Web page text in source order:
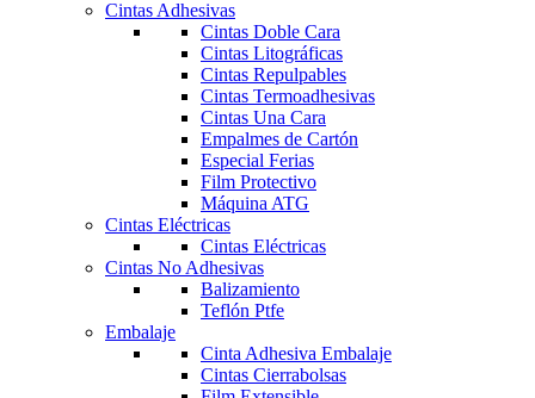
Cintas Adhesivas
Cintas Doble Cara
Cintas Litográficas
Cintas Repulpables
Cintas Termoadhesivas
Cintas Una Cara
Empalmes de Cartón
Especial Ferias
Film Protectivo
Máquina ATG
Cintas Eléctricas
Cintas Eléctricas
Cintas No Adhesivas
Balizamiento
Teflón Ptfe
Embalaje
Cinta Adhesiva Embalaje
Cintas Cierrabolsas